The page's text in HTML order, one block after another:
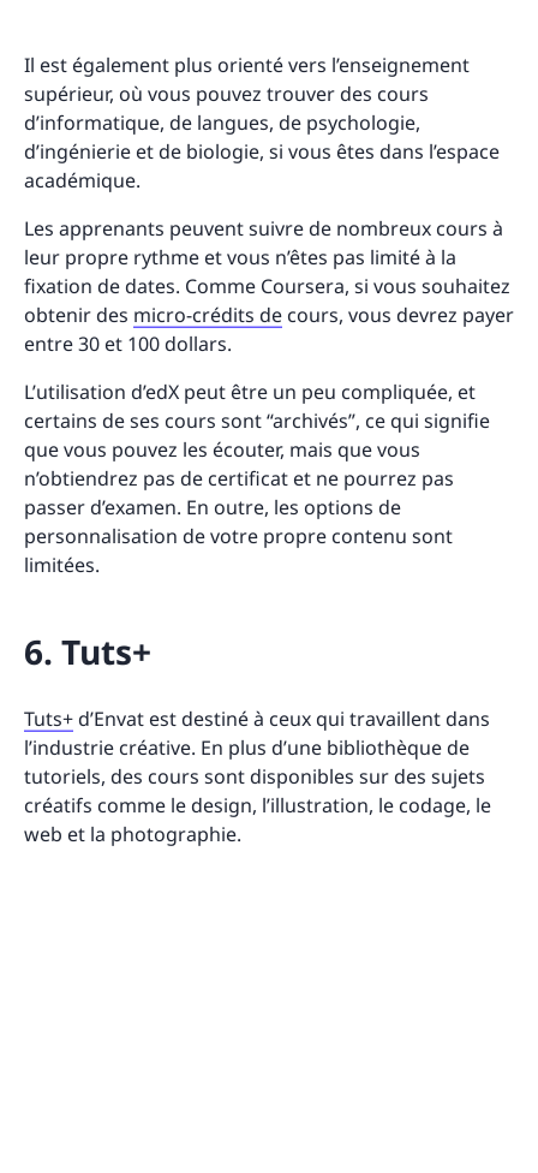
Il est également plus orienté vers l’enseignement
supérieur, où vous pouvez trouver des cours
d’informatique, de langues, de psychologie,
d’ingénierie et de biologie, si vous êtes dans l’espace
académique.
Les apprenants peuvent suivre de nombreux cours à
leur propre rythme et vous n’êtes pas limité à la
fixation de dates. Comme Coursera, si vous souhaitez
obtenir des micro-crédits de cours, vous devrez payer
entre 30 et 100 dollars.
L’utilisation d’edX peut être un peu compliquée, et
certains de ses cours sont “archivés”, ce qui signifie
que vous pouvez les écouter, mais que vous
n’obtiendrez pas de certificat et ne pourrez pas
passer d’examen. En outre, les options de
personnalisation de votre propre contenu sont
limitées.
6. Tuts+
Tuts+d’Envat est destiné à ceux qui travaillent dans
l’industrie créative. En plus d’une bibliothèque de
tutoriels, des cours sont disponibles sur des sujets
créatifs comme le design, l’illustration, le codage, le
web et la photographie.